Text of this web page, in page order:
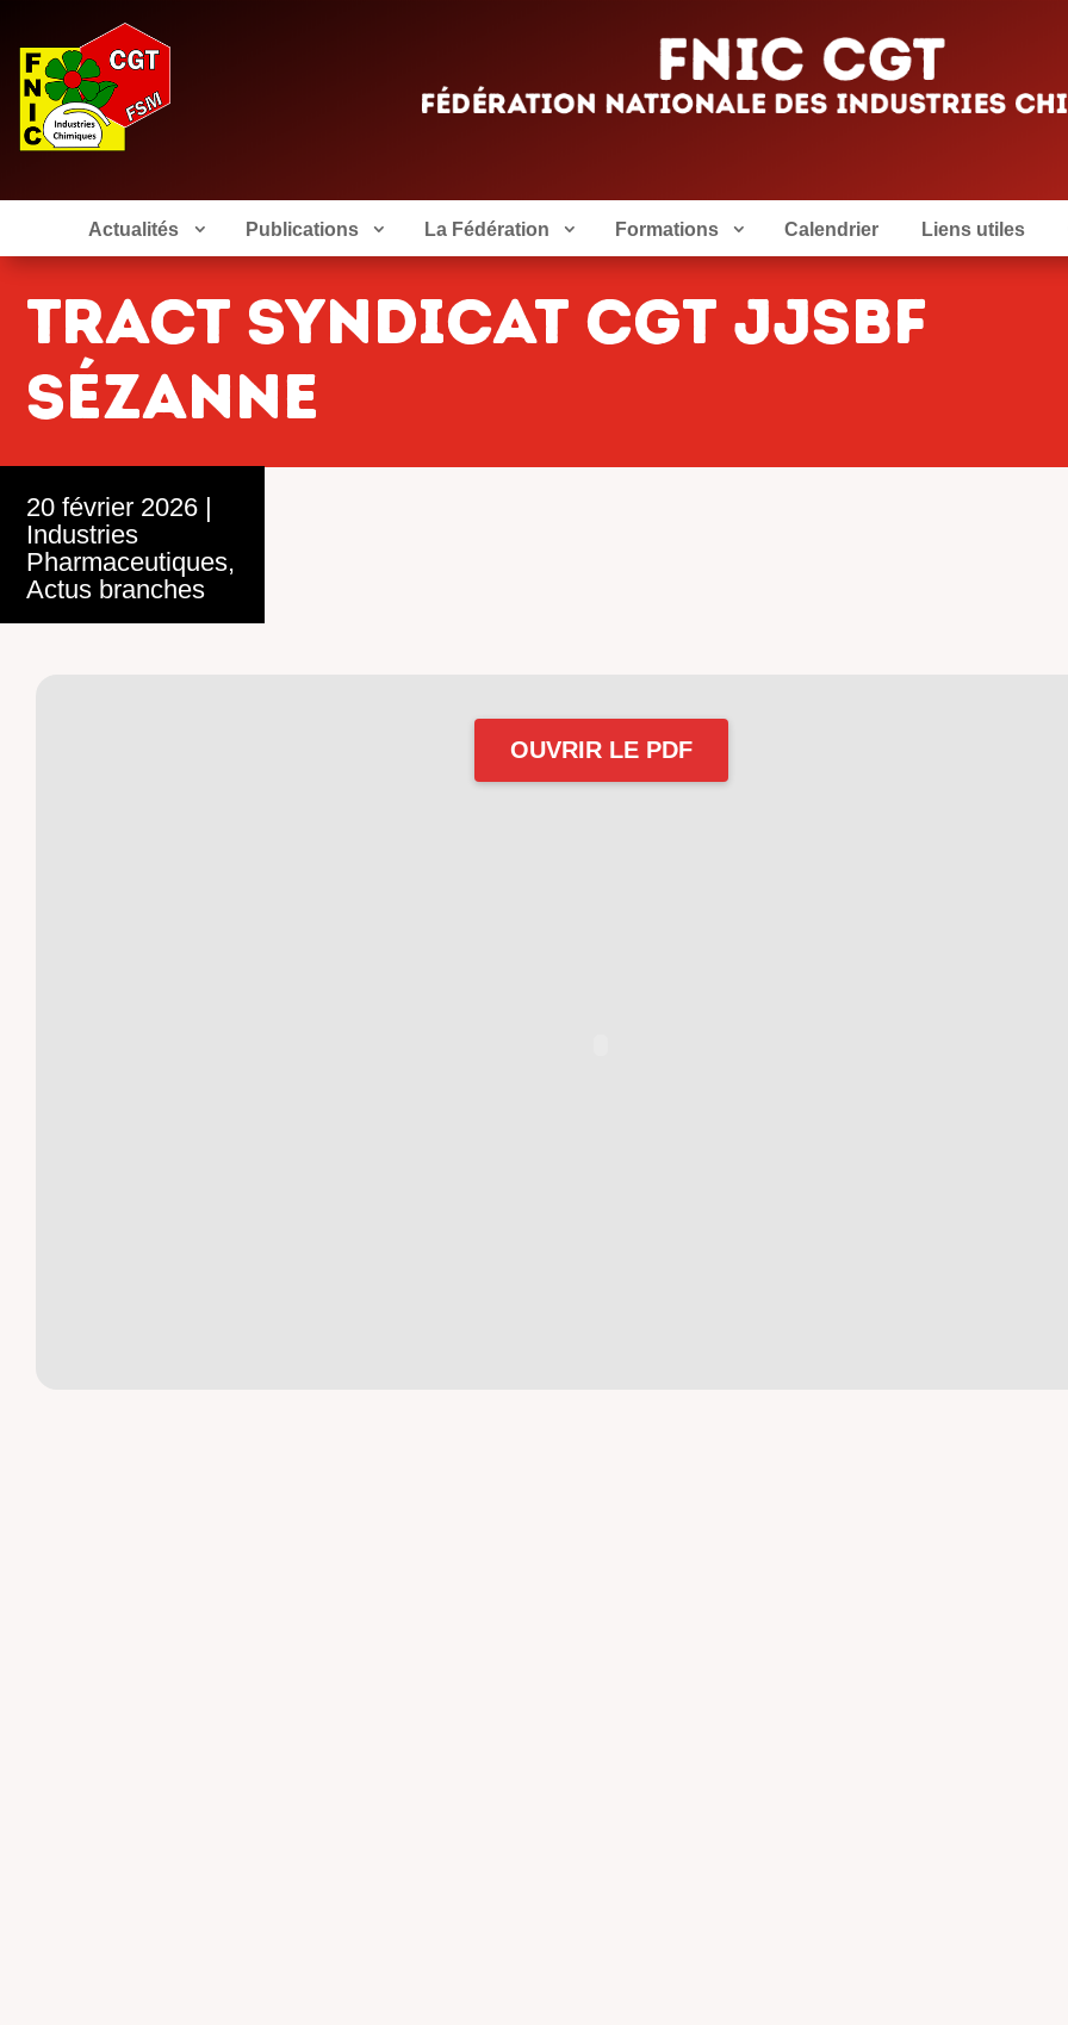
Actualités Publications La Fédération Formations Calendrier Liens utiles
tract syndicat cgt jjsbf
sÉzanne
20 février 2026 |
Industries
Pharmaceutiques,
Actus branches
OUVRIR LE PDF